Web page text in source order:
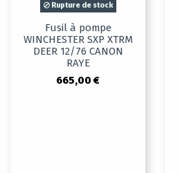
Rupture de stock
Fusil à pompe
WINCHESTER SXP XTRM
DEER 12/76 CANON
RAYE
665,00 €